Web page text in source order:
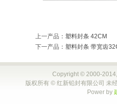
上一产品 ： 塑料封条 42CM
下一产品 ： 塑料封条 带宽齿
Copyright © 2000-
版权所有 © 红新铅封有限公司 未
Power by